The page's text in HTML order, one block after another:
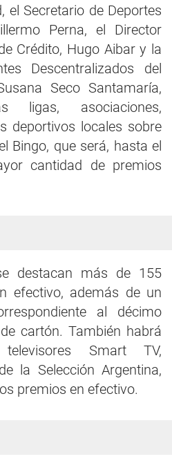
el Secretario de Deportes
Perna, el Director
Crédito, Hugo Aibar y la
Descentralizados del
Seco Santamaría,
ligas, asociaciones,
deportivos locales sobre
Bingo, que será, hasta el
cantidad de premios
destacan más de 155
efectivo, además de un
al décimo
cartón. También habrá
Smart TV,
la Selección Argentina,
premios en efectivo.